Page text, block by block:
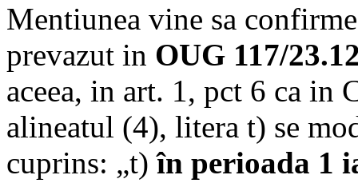
Mentiunea vine sa
prevazut in OUG 117/
aceea, in art. 1, pct 6 ca in
alineatul (4), litera t) se
cuprins: „t) în perioada 1